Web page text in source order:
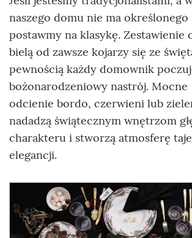
naszego domu nie ma określonego
postawmy na klasykę. Zestawienie
bielą od zawsze kojarzy się ze
pewnością każdy domownik
bożonarodzeniowy nastrój. Mocne
odcienie bordo, czerwieni lub
nadadzą świątecznym wnętrzom
charakteru i stworzą atmosferę
elegancji.